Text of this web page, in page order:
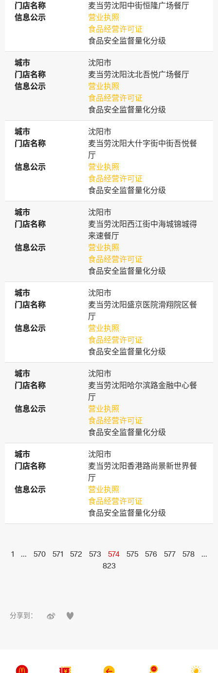
门店名称
门店名称
麦当劳沈阳中街恒隆广场餐厅
信息公示
信息公示
营业执照
食品经营许可证
食品安全监督量化分级
城市
城市
沈阳市
门店名称
门店名称
麦当劳沈阳沈北吾悦广场餐厅
信息公示
信息公示
营业执照
食品经营许可证
食品安全监督量化分级
城市
城市
沈阳市
门店名称
门店名称
麦当劳沈阳大什字街中街吾悦餐
厅
信息公示
信息公示
营业执照
食品经营许可证
食品安全监督量化分级
城市
城市
沈阳市
门店名称
门店名称
麦当劳沈阳西江街中海城锦城得
来速餐厅
信息公示
信息公示
营业执照
食品经营许可证
食品安全监督量化分级
城市
城市
沈阳市
门店名称
门店名称
麦当劳沈阳盛京医院滑翔院区餐
厅
信息公示
信息公示
营业执照
食品经营许可证
食品安全监督量化分级
城市
城市
沈阳市
门店名称
门店名称
麦当劳沈阳哈尔滨路金融中心餐
厅
信息公示
信息公示
营业执照
食品经营许可证
食品安全监督量化分级
城市
城市
沈阳市
门店名称
门店名称
麦当劳沈阳香港路尚景新世界餐
厅
信息公示
信息公示
营业执照
食品经营许可证
食品安全监督量化分级
1 ... 570 571 572 573 574 575 576 577 578
...
823
分享到：  